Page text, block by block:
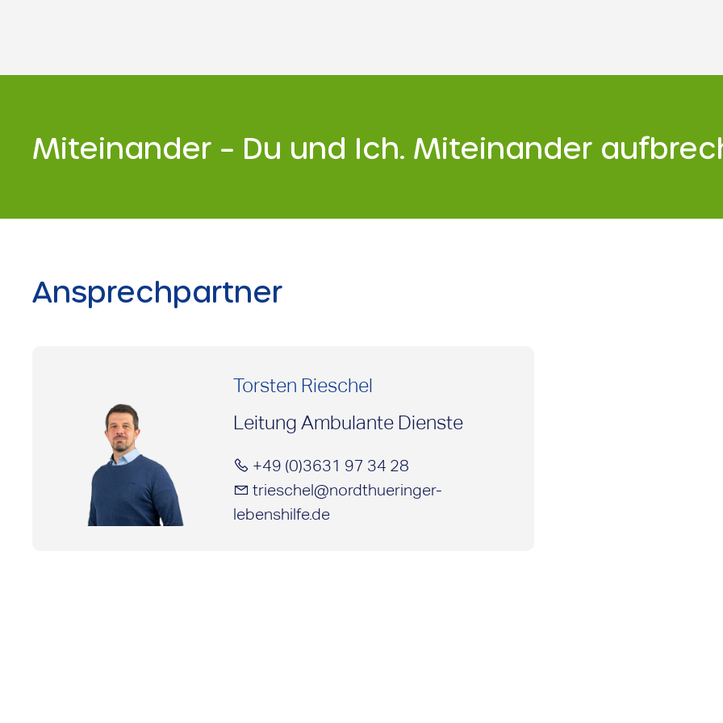
Miteinander – Du und Ich. Miteinander
Ansprechpartner
Torsten Rieschel
Leitung Ambulante Dienste
+49 (0)3631 97 34 28
trieschel@nordthueringer-
lebenshilfe.de